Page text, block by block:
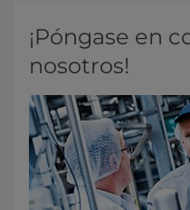
¡Póngase en
nosotros!